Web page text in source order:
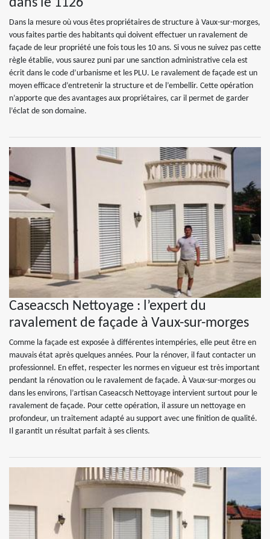
dans le 1126
Dans la mesure où vous êtes propriétaires de structure à Vaux-sur-morges,
vous faites partie des habitants qui doivent effectuer un ravalement de
façade de leur propriété une fois tous les 10 ans. Si vous ne suivez pas cette
règle établie, vous saurez puni par une sanction administrative cela est
écrit dans le code d’urbanisme et les PLU. Le ravalement de façade est un
moyen efficace d’entretenir la structure et de l’embellir. Cette opération
n’apporte que des avantages aux propriétaires, car il permet de garder
l’éclat de son domaine.
Caseacsch Nettoyage : l’expert du
ravalement de façade à Vaux-sur-morges
Comme la façade est exposée à différentes intempéries, elle peut être en
mauvais état après quelques années. Pour la rénover, il faut contacter un
professionnel. En effet, respecter les normes en vigueur est très important
pendant la rénovation ou le ravalement de façade. À Vaux-sur-morges ou
dans les environs, l’artisan Caseacsch Nettoyage intervient surtout pour le
ravalement de façade. Pour cette opération, il assure un nettoyage en
profondeur, un traitement adapté au support avec une finition de qualité.
Il garantit un résultat parfait à ses clients.